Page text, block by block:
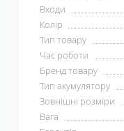
Входи
Колір
Тип товару
Час роботи
Бренд товару
Тип акумулятору
Зовнішні розміри
Вага